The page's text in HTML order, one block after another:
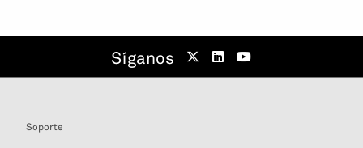
Síganos
Soporte